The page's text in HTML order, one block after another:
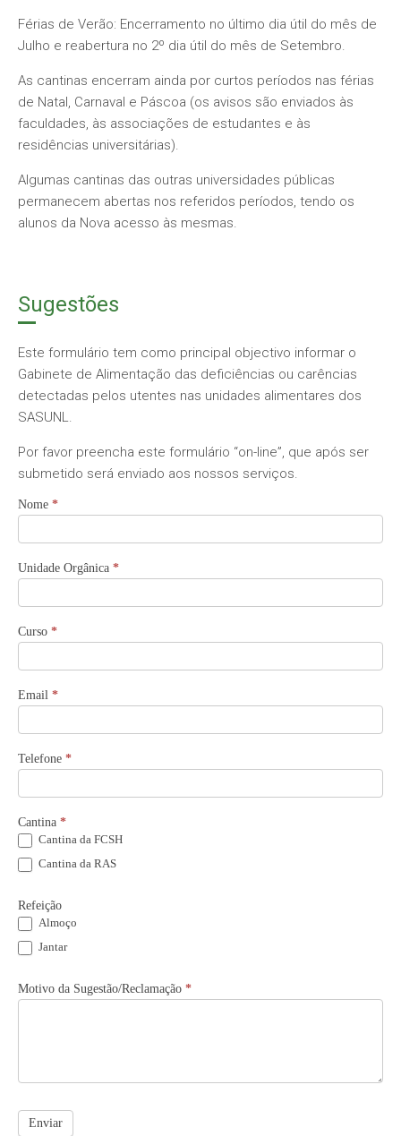
Férias de Verão: Encerramento no último dia útil do mês de
Julho e reabertura no 2º dia útil do mês de Setembro.
As cantinas encerram ainda por curtos períodos nas férias
de Natal, Carnaval e Páscoa (os avisos são enviados às
faculdades, às associações de estudantes e às
residências universitárias).
Algumas cantinas das outras universidades públicas
permanecem abertas nos referidos períodos, tendo os
alunos da Nova acesso às mesmas.
Sugestões
Este formulário tem como principal objectivo informar o
Gabinete de Alimentação das deficiências ou carências
detectadas pelos utentes nas unidades alimentares dos
SASUNL.
Por favor preencha este formulário “on-line”, que após ser
submetido será enviado aos nossos serviços.
Nome *
Unidade Orgânica *
Curso *
Email *
Telefone *
Cantina *
Cantina da FCSH
Cantina da RAS
Refeição
Almoço
Jantar
Motivo da Sugestão/Reclamação *
Enviar